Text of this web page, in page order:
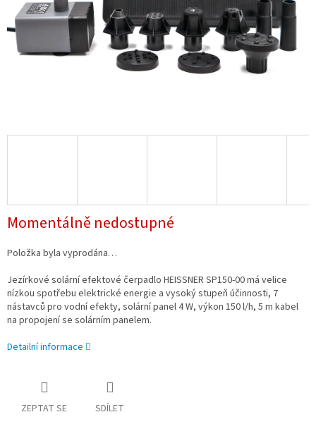
Momentálně nedostupné
Položka byla vyprodána…
Jezírkové solární efektové čerpadlo HEISSNER SP150-00 má velice
nízkou spotřebu elektrické energie a vysoký stupeň účinnosti, 7
nástavců pro vodní efekty, solární panel 4 W, výkon 150 l/h, 5 m kabel
na propojení se solárním panelem.
Detailní informace
ZEPTAT SE SDÍLET